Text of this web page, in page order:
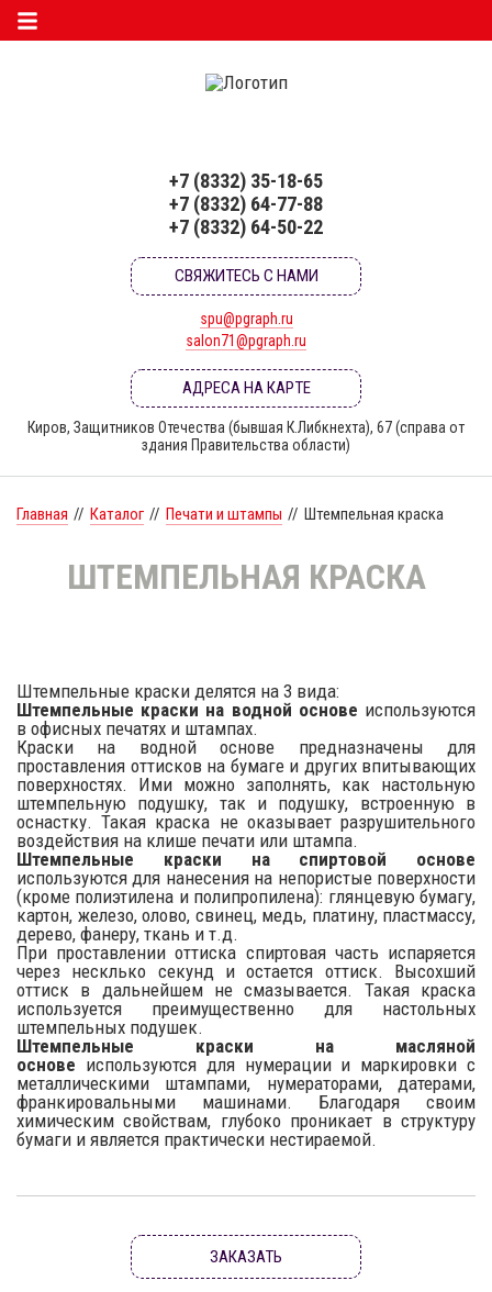
+7 (8332) 35-18-65
+7 (8332) 64-77-88
+7 (8332) 64-50-22
СВЯЖИТЕСЬ С НАМИ
spu@pgraph.ru
salon71@pgraph.ru
АДРЕСА НА КАРТЕ
Киров, Защитников Отечества (бывшая К.Либкнехта), 67 (справа от
здания Правительства области)
Главная // Каталог // Печати и штампы // Штемпельная краска
ШТЕМПЕЛЬНАЯ КРАСКА
Штемпельные краски делятся на 3 вида:
Штемпельные краски на водной основе используются
в офисных печатях и штампах.
Краски на водной основе предназначены для
проставления оттисков на бумаге и других впитывающих
поверхностях. Ими можно заполнять, как настольную
штемпельную подушку, так и подушку, встроенную в
оснастку. Такая краска не оказывает разрушительного
воздействия на клише печати или штампа.
Штемпельные краски на спиртовой основе
используются для нанесения на непористые поверхности
(кроме полиэтилена и полипропилена): глянцевую бумагу,
картон, железо, олово, свинец, медь, платину, пластмассу,
дерево, фанеру, ткань и т.д.
При проставлении оттиска спиртовая часть испаряется
через несклько секунд и остается оттиск. Высохший
оттиск в дальнейшем не смазывается. Такая краска
используется преимущественно для настольных
штемпельных подушек.
Штемпельные краски на масляной
основе используются для нумерации и маркировки с
металлическими штампами, нумераторами, датерами,
франкировальными машинами. Благодаря своим
химическим свойствам, глубоко проникает в структуру
бумаги и является практически нестираемой.
ЗАКАЗАТЬ